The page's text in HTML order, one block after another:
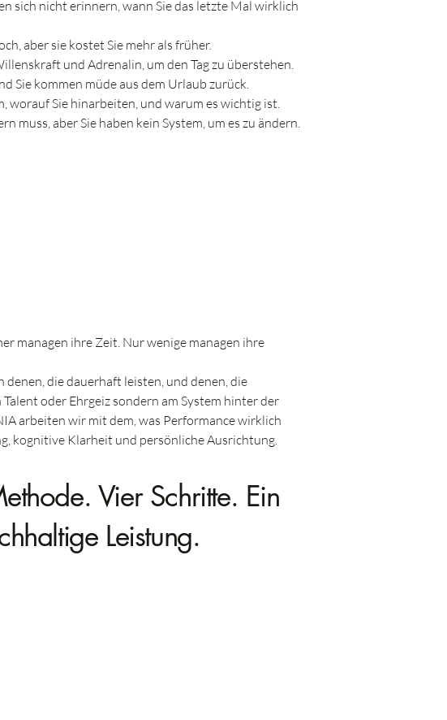
sich nicht erinnern, wann Sie das letzte Mal wirklich
aber sie kostet Sie mehr als früher.
und Adrenalin, um den Tag zu überstehen.
Sie kommen müde aus dem Urlaub zurück.
worauf Sie hinarbeiten, und warum es wichtig ist.
muss, aber Sie haben kein System, um es zu ändern.
managen ihre Zeit. Nur wenige managen ihre
denen, die dauerhaft leisten, und denen, die
oder Ehrgeiz sondern am System hinter der
arbeiten wir mit dem, was Performance wirklich
kognitive Klarheit und persönliche Ausrichtung.
Vier Schritte. Ein
Leistung.